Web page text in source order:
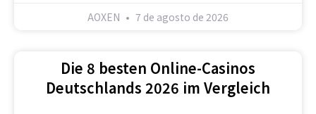
AOXEN 7 de agosto de 2026
Die 8 besten Online-Casinos
Deutschlands 2026 im Vergleich